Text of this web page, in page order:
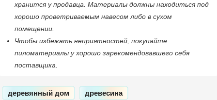
хранится у продавца. Материалы должны находиться под
хорошо проветриваемым навесом либо в сухом
помещении.
Чтобы избежать неприятностей, покупайте
пиломатериалы у хорошо зарекомендовавшего себя
поставщика.
деревянный дом древесина